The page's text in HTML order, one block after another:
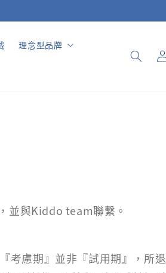
理念型品牌
並與Kiddo team聯繫。
考慮期』並非『試用期』，所